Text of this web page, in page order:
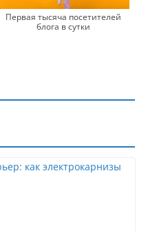
Первая тысяча посетителей
блога в сутки